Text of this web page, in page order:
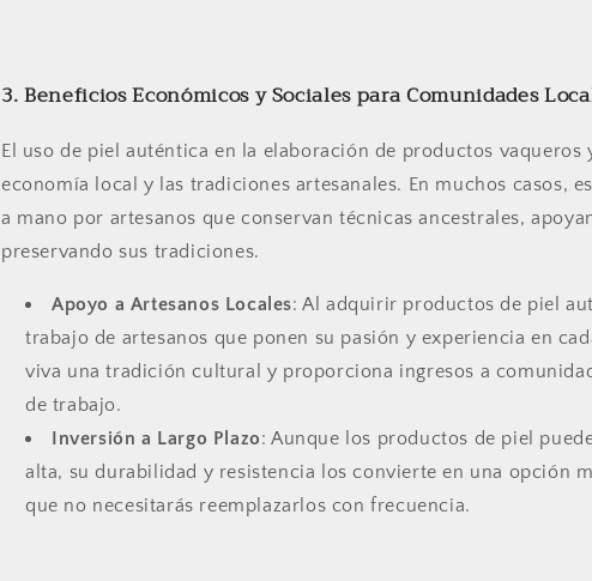
3. Beneficios Económicos y Sociales para Comunidades
El uso de piel auténtica en la elaboración de productos
economía local y las tradiciones artesanales. En muchos casos,
a mano por artesanos que conservan técnicas ancestrales,
preservando sus tradiciones.
Apoyo a Artesanos Locales: Al adquirir productos de piel
trabajo de artesanos que ponen su pasión y experiencia en
viva una tradición cultural y proporciona ingresos a
de trabajo.
Inversión a Largo Plazo: Aunque los productos de piel
alta, su durabilidad y resistencia los convierte en una opción
que no necesitarás reemplazarlos con frecuencia.